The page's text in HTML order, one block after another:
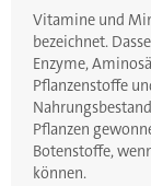
Vitamine und
bezeichnet.
Enzyme,
Pflanzenstoffe
Pflanzen
Botenstoffe,
können.